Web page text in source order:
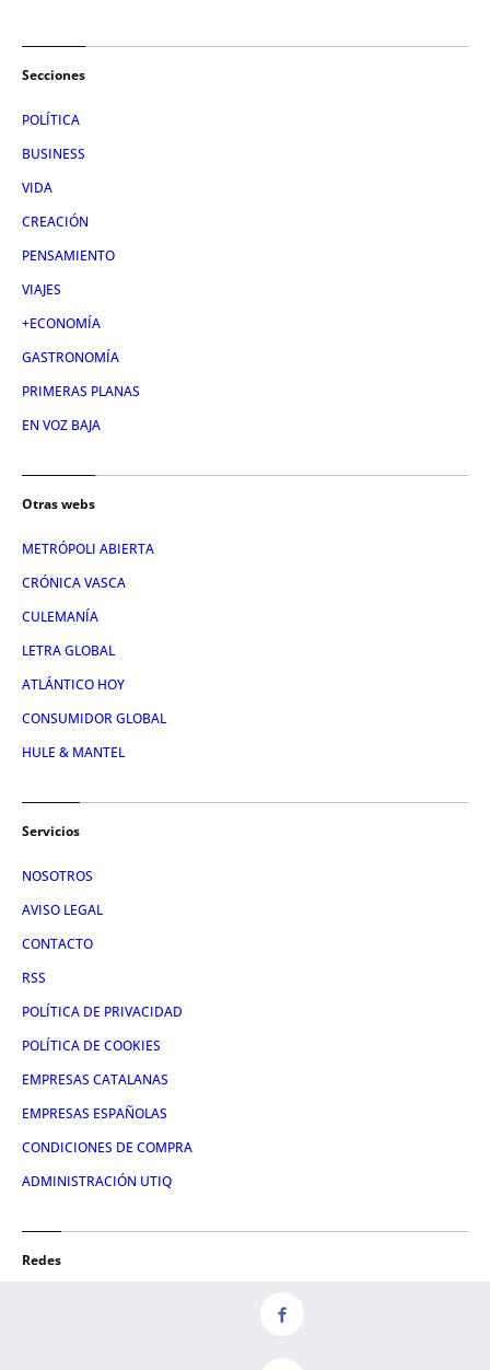
Secciones
POLÍTICA
BUSINESS
VIDA
CREACIÓN
PENSAMIENTO
VIAJES
+ECONOMÍA
GASTRONOMÍA
PRIMERAS PLANAS
EN VOZ BAJA
Otras webs
METRÓPOLI ABIERTA
CRÓNICA VASCA
CULEMANÍA
LETRA GLOBAL
ATLÁNTICO HOY
CONSUMIDOR GLOBAL
HULE & MANTEL
Servicios
NOSOTROS
AVISO LEGAL
CONTACTO
RSS
POLÍTICA DE PRIVACIDAD
POLÍTICA DE COOKIES
EMPRESAS CATALANAS
EMPRESAS ESPAÑOLAS
CONDICIONES DE COMPRA
ADMINISTRACIÓN UTIQ
Redes